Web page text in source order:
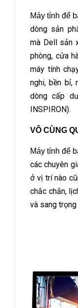
Máy tính để
dòng sản
mà Dell sản
phòng, cửa
máy tính
nghi, bền bỉ,
dòng cấp
INSPIRON).
VÔ CÙNG
Máy tính để
các chuyên
ở vị trí nào
chắc chắn,
và sang